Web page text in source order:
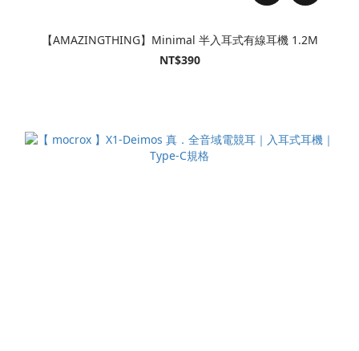
【AMAZINGTHING】Minimal 半入耳式有線耳機 1.2M
NT$390